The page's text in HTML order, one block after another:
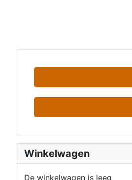
Winkelwagen
De winkelwagen is leeg